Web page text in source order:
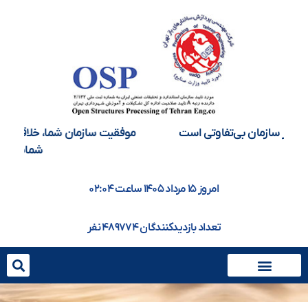
موفقیت سازمان شما، خلاقيت و تصميم ذهنی امروز
امروز ۱۵ مرداد ۱۴۰۵ ساعت ۰۲:۰۴
تعداد بازدیدکنندگان ۴۸۹۷۷۴ نفر